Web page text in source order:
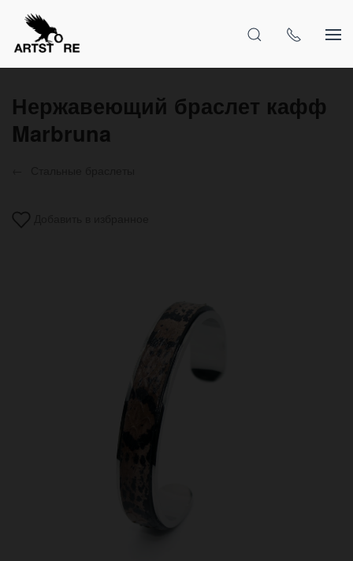
Нержавеющий браслет кафф
Marbruna